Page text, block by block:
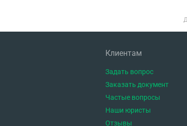
Клиентам
Задать вопрос
Заказать документ
Частые вопросы
Наши юристы
Отзывы